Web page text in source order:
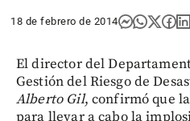
18 de febrero de 2014
El director del
Gestión del Riesgo de
Alberto Gil, confirmó que
para llevar a cabo la